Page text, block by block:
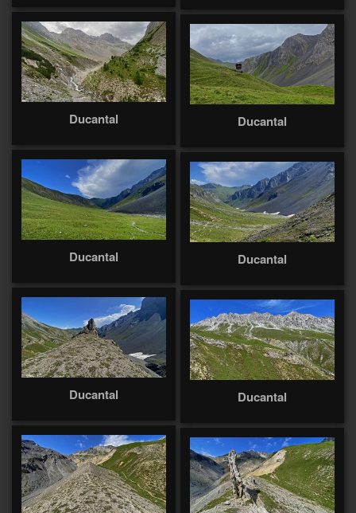
Ducantal Ducantal
Ducantal Ducantal
Ducantal Ducantal